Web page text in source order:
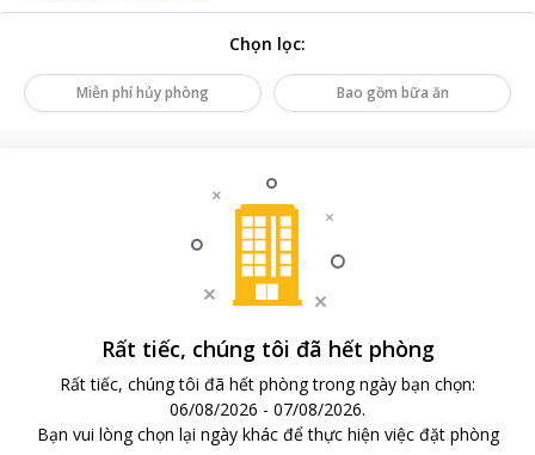
Chọn lọc:
Miễn phí hủy phòng Bao gồm bữa ăn
Rất tiếc, chúng tôi đã hết phòng
Rất tiếc, chúng tôi đã hết phòng trong ngày bạn chọn:
06/08/2026 - 07/08/2026.
Bạn vui lòng chọn lại ngày khác để thực hiện việc đặt phòng